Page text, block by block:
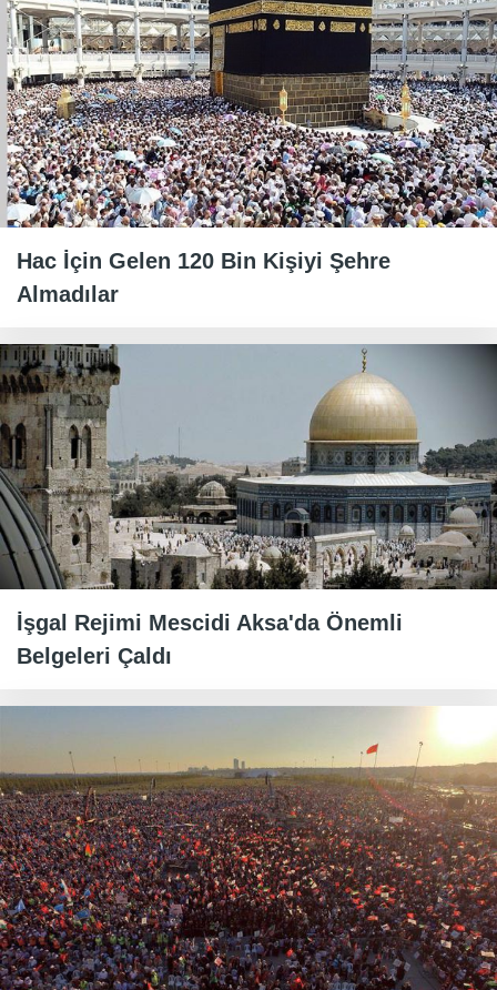
Hac İçin Gelen 120 Bin Kişiyi Şehre
Almadılar
İşgal Rejimi Mescidi Aksa'da Önemli
Belgeleri Çaldı